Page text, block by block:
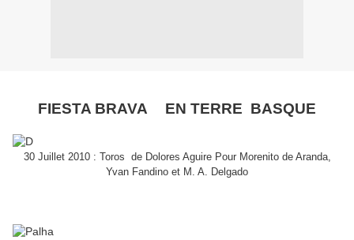
FIESTA BRAVA EN TERRE BASQUE
30 Juillet 2010 : Toros de Dolores Aguire Pour Morenito de Aranda,
Yvan Fandino et M. A. Delgado